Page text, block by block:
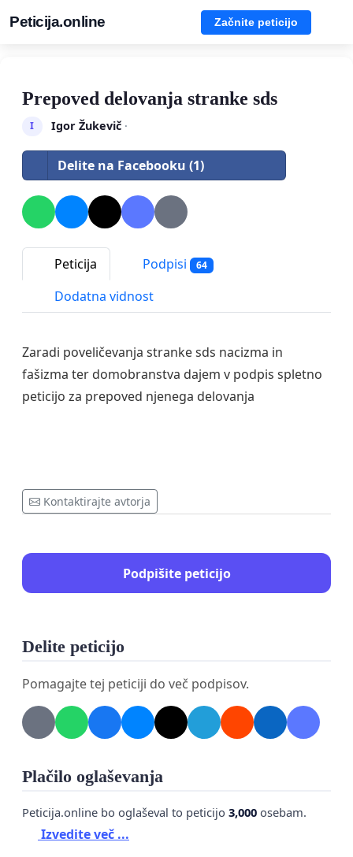
Peticija.online Začnite peticijo
Prepoved delovanja stranke sds
I Igor Žukevič·
Delite na Facebooku (1)
Peticija Podpisi 64
Dodatna vidnost
Zaradi poveličevanja stranke sds nacizma in
fašizma ter domobranstva dajem v podpis spletno
peticijo za prepoved njenega delovanja
Kontaktirajte avtorja
Podpišite peticijo
Delite peticijo
Pomagajte tej peticiji do več podpisov.
Plačilo oglaševanja
Peticija.online bo oglaševal to peticijo 3,000 osebam.
Izvedite več ...